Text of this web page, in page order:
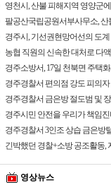
농협 직원의 신속한 대처로 다
경주소방서, 17일 천북면 주택
경주시민 안전을 우리가 책임
긴박했던 경찰+소방 공조활동,
영상뉴스